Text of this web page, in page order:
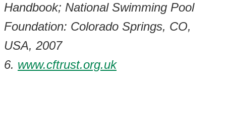
Handbook; National Swimming Pool
Foundation: Colorado Springs, CO,
USA, 2007
6. www.cftrust.org.uk